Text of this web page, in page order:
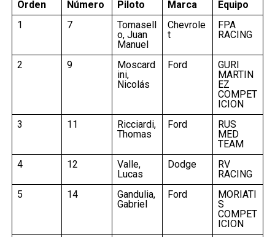
Orden Número Piloto Marca
Equipo
1
7
Tomasell
o, Juan
Manuel
Chevrole
t
FPA
RACING
2 9
Moscard
ini,
Nicolás
Ford
GURI
MARTIN
EZ
COMPET
ICION
3
11
Ricciardi,
Thomas
Ford
RUS
MED
TEAM
4
12
Valle,
Lucas
Dodge
RV
RACING
5
14
Gandulia,
Gabriel
Ford
MORIATI
S
COMPET
ICION